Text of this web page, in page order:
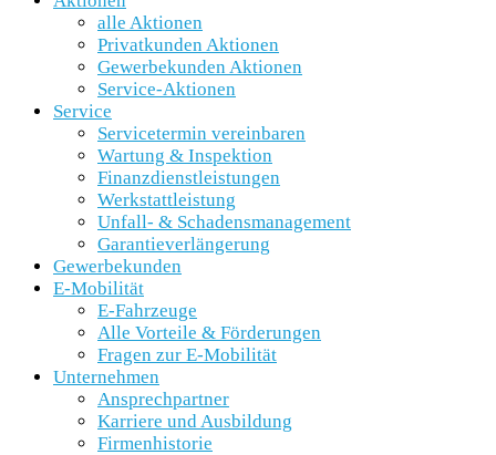
alle Aktionen
Privatkunden Aktionen
Gewerbekunden Aktionen
Service-Aktionen
Service
Servicetermin vereinbaren
Wartung & Inspektion
Finanzdienstleistungen
Werkstattleistung
Unfall- & Schadensmanagement
Garantieverlängerung
Gewerbekunden
E-Mobilität
E-Fahrzeuge
Alle Vorteile & Förderungen
Fragen zur E-Mobilität
Unternehmen
Ansprechpartner
Karriere und Ausbildung
Firmenhistorie